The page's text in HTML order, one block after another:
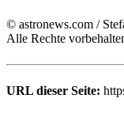
© astronews.com /
Alle Rechte
URL dieser Seite: